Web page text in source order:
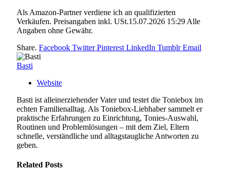
Als Amazon-Partner verdiene ich an qualifizierten
Verkäufen. Preisangaben inkl. USt.15.07.2026 15:29 Alle
Angaben ohne Gewähr.
Share. Facebook Twitter Pinterest LinkedIn Tumblr Email
Basti
Website
Basti ist alleinerziehender Vater und testet die Toniebox im
echten Familienalltag. Als Toniebox-Liebhaber sammelt er
praktische Erfahrungen zu Einrichtung, Tonies-Auswahl,
Routinen und Problemlösungen – mit dem Ziel, Eltern
schnelle, verständliche und alltagstaugliche Antworten zu
geben.
Related Posts